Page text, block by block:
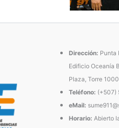
Dirección: Punta
Edificio Oceanía
Plaza, Torre
Teléfono: (+507)
eMail:
Horario: Abierto